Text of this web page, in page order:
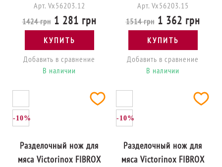
Арт. Vx56203.12
1424 грн1 281 грн
КУПИТЬ
Добавить в сравнение
В наличии
Арт. Vx56203.15
1514 грн1 362 грн
КУПИТЬ
Добавить в сравнение
В наличии
-10%
Разделочный нож для
мяса Victorinox FIBROX
-10%
Разделочный нож для
мяса Victorinox FIBROX